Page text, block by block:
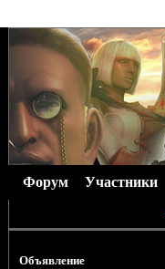
Форум Участники
Объявление